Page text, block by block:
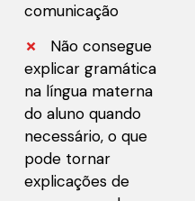
comunicação
✗
Não consegue
explicar gramática
na língua materna
do aluno quando
necessário, o que
pode tornar
explicações de